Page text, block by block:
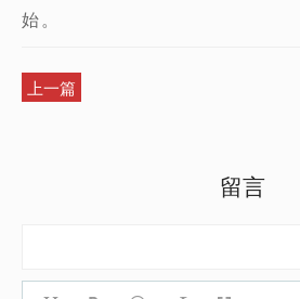
始。
上一篇
留言